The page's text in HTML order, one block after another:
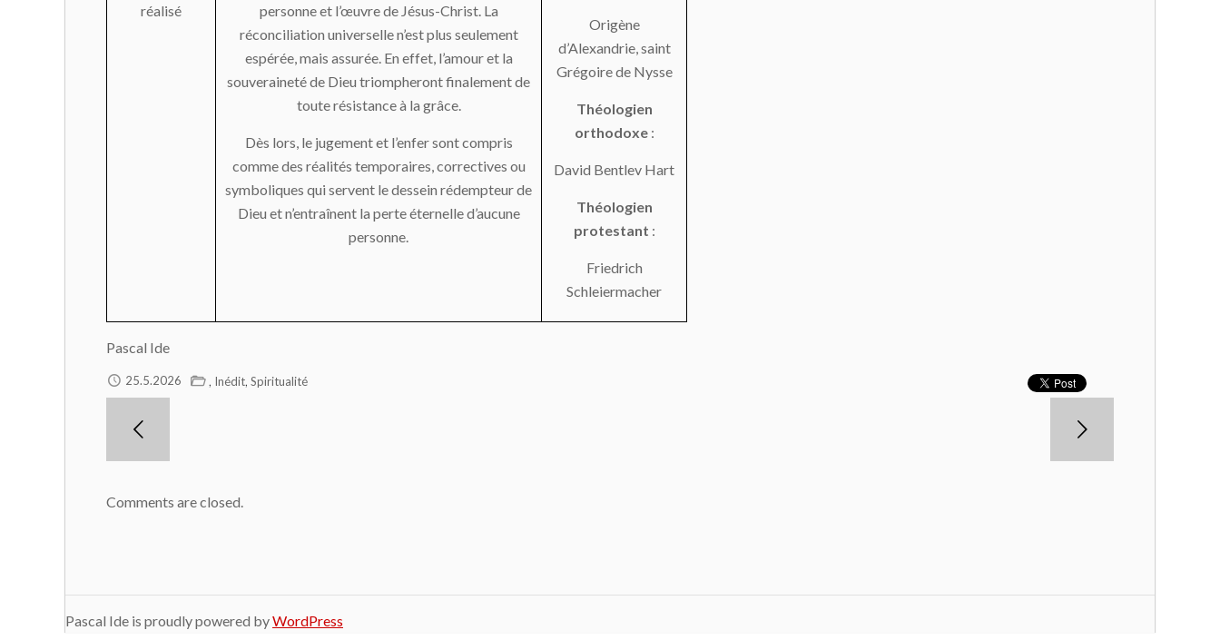
réalisé
personne et l’œuvre de Jésus-Christ. La
réconciliation universelle n’est plus seulement
espérée, mais assurée. En effet, l’amour et la
souveraineté de Dieu triompheront finalement de
toute résistance à la grâce.
Dès lors, le jugement et l’enfer sont compris
comme des réalités temporaires, correctives ou
symboliques qui servent le dessein rédempteur de
Dieu et n’entraînent la perte éternelle d’aucune
personne.
Origène
d’Alexandrie, saint
Grégoire de Nysse
Théologien
orthodoxe:
David Bentlev Hart
Théologien
protestant :
Friedrich
Schleiermacher
Pascal Ide
25.5.2026 , Inédit, Spiritualité
Comments are closed.
Pascal Ide is proudly powered byWordPress